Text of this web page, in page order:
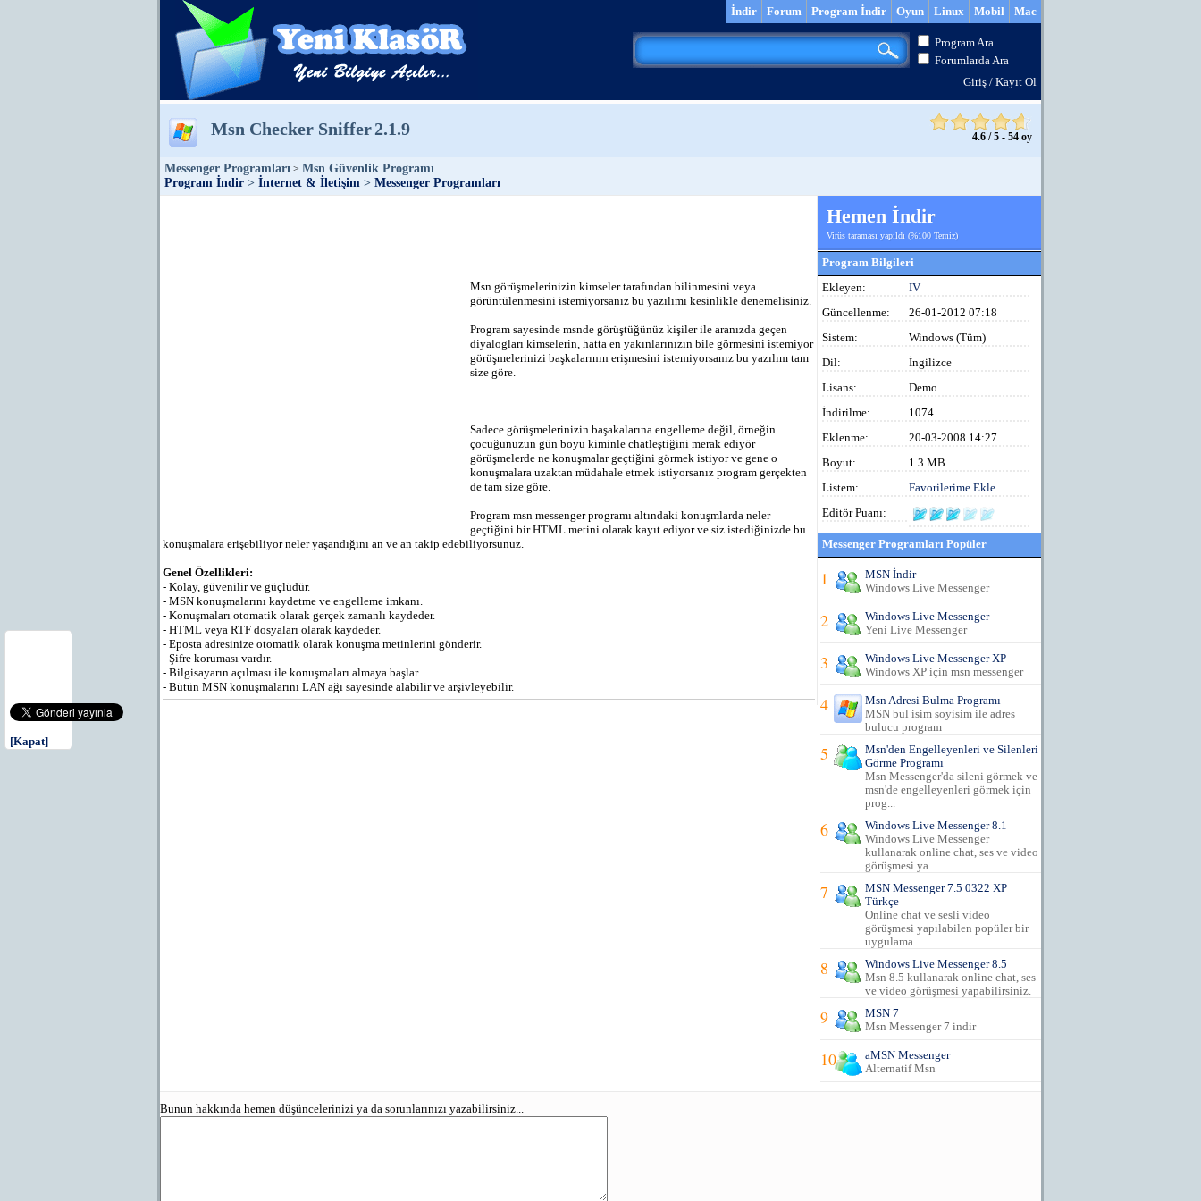
[Kapat]
Mac
Mobil
Linux
Oyun
Program İndir
Forum
İndir
Program Ara
Forumlarda Ara
Giriş / Kayıt Ol
Msn Checker Sniffer2.1.9 4.6 /5 - 54 oy
Messenger Programları > Msn Güvenlik Programı
Program İndir > İnternet & İletişim > Messenger Programları
Msn görüşmelerinizin kimseler tarafından bilinmesini veya
görüntülenmesini istemiyorsanız bu yazılımı kesinlikle denemelisiniz.
Program sayesinde msnde görüştüğünüz kişiler ile aranızda geçen
diyalogları kimselerin, hatta en yakınlarınızın bile görmesini istemiyor
görüşmelerinizi başkalarının erişmesini istemiyorsanız bu yazılım tam
size göre.
Sadece görüşmelerinizin başakalarına engelleme değil, örneğin
çocuğunuzun gün boyu kiminle chatleştiğini merak ediyör
görüşmelerde ne konuşmalar geçtiğini görmek istiyor ve gene o
konuşmalara uzaktan müdahale etmek istiyorsanız program gerçekten
de tam size göre.
Program msn messenger programı altındaki konuşmlarda neler
geçtiğini bir HTML metini olarak kayıt ediyor ve siz istediğinizde bu
konuşmalara erişebiliyor neler yaşandığını an ve an takip edebiliyorsunuz.
Genel Özellikleri:
- Kolay, güvenilir ve güçlüdür.
- MSN konuşmalarını kaydetme ve engelleme imkanı.
- Konuşmaları otomatik olarak gerçek zamanlı kaydeder.
- HTML veya RTF dosyaları olarak kaydeder.
- Eposta adresinize otomatik olarak konuşma metinlerini gönderir.
- Şifre koruması vardır.
- Bilgisayarın açılması ile konuşmaları almaya başlar.
- Bütün MSN konuşmalarını LAN ağı sayesinde alabilir ve arşivleyebilir.
Hemen İndir
Virüs taraması yapıldı (%100 Temiz)
Program Bilgileri
Ekleyen:
IV
Güncellenme:
26-01-2012 07:18
Sistem:
Windows (Tüm)
Dil:
İngilizce
Lisans:
Demo
İndirilme:
1074
Eklenme:
20-03-2008 14:27
Boyut:
1.3 MB
Listem:
Favorilerime Ekle
Editör Puanı:
Messenger Programları Popüler
1
MSN İndir
Windows Live Messenger
2
Windows Live Messenger
Yeni Live Messenger
3
Windows Live Messenger XP
Windows XP için msn messenger
4
Msn Adresi Bulma Programı
MSN bul isim soyisim ile adres
bulucu program
5
Msn'den Engelleyenleri ve Silenleri
Görme Programı
Msn Messenger'da sileni görmek ve
msn'de engelleyenleri görmek için
prog...
6
Windows Live Messenger 8.1
Windows Live Messenger
kullanarak online chat, ses ve video
görüşmesi ya...
7
MSN Messenger 7.5 0322 XP
Türkçe
Online chat ve sesli video
görüşmesi yapılabilen popüler bir
uygulama.
8
Windows Live Messenger 8.5
Msn 8.5 kullanarak online chat, ses
ve video görüşmesi yapabilirsiniz.
9
MSN 7
Msn Messenger 7 indir
10
aMSN Messenger
Alternatif Msn
Bunun hakkında hemen düşüncelerinizi ya da sorunlarınızı yazabilirsiniz...